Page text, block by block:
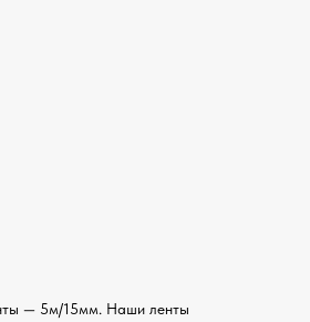
— 5м/15мм. Наши ленты